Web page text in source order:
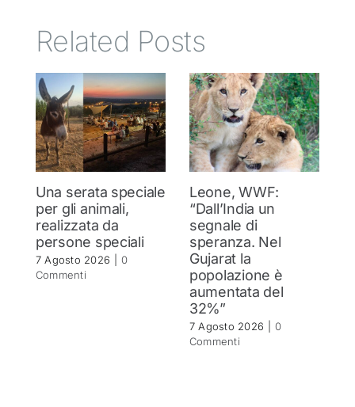
Related Posts
Una serata speciale
per gli animali,
realizzata da
persone speciali
7 Agosto 2026
0
Commenti
Leone, WWF:
“Dall’India un
segnale di
speranza. Nel
Gujarat la
popolazione è
aumentata del
32%”
7 Agosto 2026
0
Commenti